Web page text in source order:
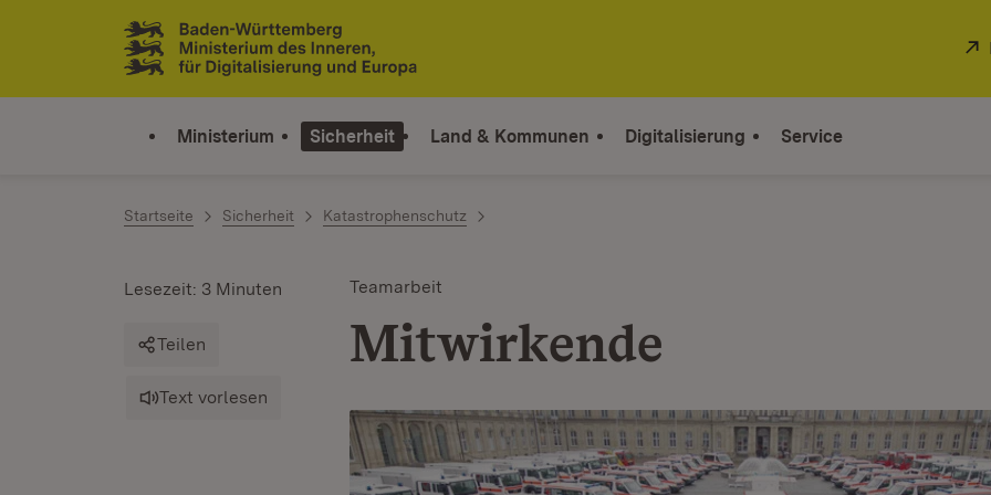
Zum Inhalt springen
Link zur Startseite
Ministerium Sicherheit Land & Kommunen Digitalisierung Service
Startseite Sicherheit Katastrophenschutz
Teamarbeit
Mitwirkende
Lesezeit: 3 Minuten
Teilen
Text vorlesen